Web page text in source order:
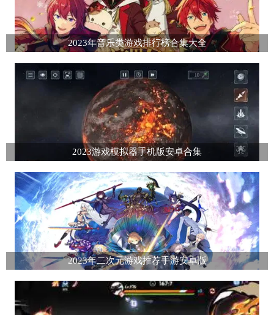
2023年音乐类游戏排行榜合集大全
2023游戏模拟器手机版安卓合集
2023年二次元游戏推荐手游安卓版